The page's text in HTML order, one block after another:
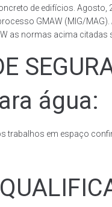
de edifícios. Agosto,
GMAW (MIG/
as normas acima citadas
água:
trabalhos em espaço